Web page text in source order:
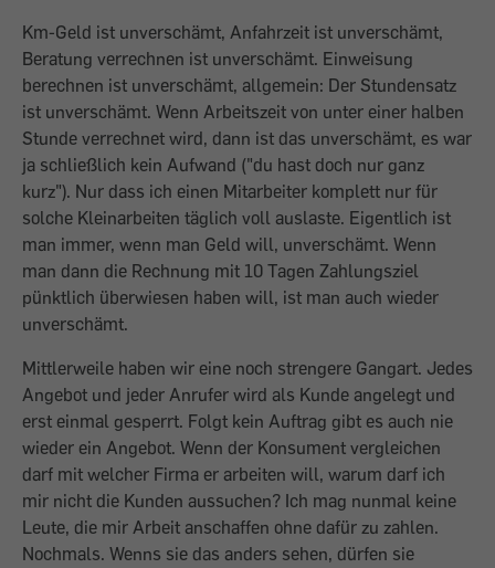
Km-Geld ist unverschämt, Anfahrzeit ist unverschämt,
Beratung verrechnen ist unverschämt. Einweisung
berechnen ist unverschämt, allgemein: Der Stundensatz
ist unverschämt. Wenn Arbeitszeit von unter einer halben
Stunde verrechnet wird, dann ist das unverschämt, es war
ja schließlich kein Aufwand ("du hast doch nur ganz
kurz"). Nur dass ich einen Mitarbeiter komplett nur für
solche Kleinarbeiten täglich voll auslaste. Eigentlich ist
man immer, wenn man Geld will, unverschämt. Wenn
man dann die Rechnung mit 10 Tagen Zahlungsziel
pünktlich überwiesen haben will, ist man auch wieder
unverschämt.
Mittlerweile haben wir eine noch strengere Gangart. Jedes
Angebot und jeder Anrufer wird als Kunde angelegt und
erst einmal gesperrt. Folgt kein Auftrag gibt es auch nie
wieder ein Angebot. Wenn der Konsument vergleichen
darf mit welcher Firma er arbeiten will, warum darf ich
mir nicht die Kunden aussuchen? Ich mag nunmal keine
Leute, die mir Arbeit anschaffen ohne dafür zu zahlen.
Nochmals. Wenns sie das anders sehen, dürfen sie